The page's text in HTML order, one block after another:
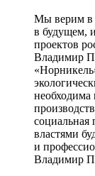
Мы верим в
в будущем,
проектов
Владимир
необходима
властями
и
Владимир